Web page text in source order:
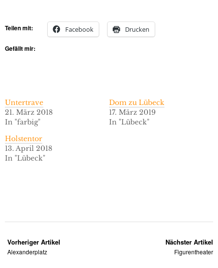
Teilen mit: Facebook Drucken
Gefällt mir:
Untertrave
21. März 2018
In "farbig"
Dom zu Lübeck
17. März 2019
In "Lübeck"
Holstentor
13. April 2018
In "Lübeck"
Vorheriger Artikel
Alexanderplatz
Nächster Artikel
Figurentheater